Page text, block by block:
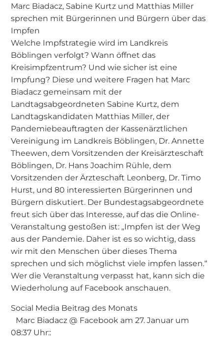
Marc Biadacz, Sabine Kurtz und Matthias Miller
sprechen mit Bürgerinnen und Bürgern über das
Impfen
Welche Impfstrategie wird im Landkreis
Böblingen verfolgt? Wann öffnet das
Kreisimpfzentrum? Und wie sicher ist eine
Impfung? Diese und weitere Fragen hat Marc
Biadacz gemeinsam mit der
Landtagsabgeordneten Sabine Kurtz, dem
Landtagskandidaten Matthias Miller, der
Pandemiebeauftragten der Kassenärztlichen
Vereinigung im Landkreis Böblingen, Dr. Annette
Theewen, dem Vorsitzenden der Kreisärzteschaft
Böblingen, Dr. Hans Joachim Rühle, dem
Vorsitzenden der Ärzteschaft Leonberg, Dr. Timo
Hurst, und 80 interessierten Bürgerinnen und
Bürgern diskutiert. Der Bundestagsabgeordnete
freut sich über das Interesse, auf das die Online-
Veranstaltung gestoßen ist: „Impfen ist der Weg
aus der Pandemie. Daher ist es so wichtig, dass
wir mit den Menschen über dieses Thema
sprechen und sich möglichst viele impfen lassen.“
Wer die Veranstaltung verpasst hat, kann sich die
Wiederholung auf Facebook anschauen.
Social Media Beitrag des Monats
Marc Biadacz @ Facebook am 27. Januar um
08:37 Uhr::